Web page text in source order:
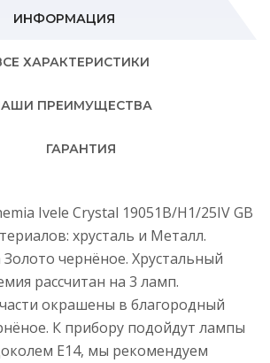
ИНФОРМАЦИЯ
ХАРАКТЕРИСТИКИ
ПРЕИМУЩЕСТВА
ГАРАНТИЯ
Ivele Crystal 19051B/H1/25IV GB
хрусталь и Металл.
чернёное. Хрустальный
рассчитан на 3 ламп.
окрашены в благородный
К прибору подойдут лампы
E14, мы рекомендуем